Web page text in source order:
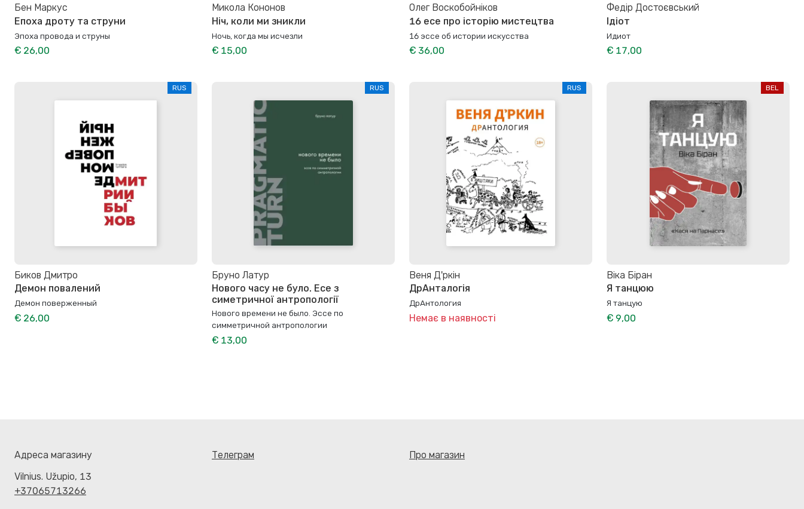
Бен Маркус
Епоха дроту та струни
Эпоха провода и струны
€ 26,00
Микола Кононов
Ніч, коли ми зникли
Ночь, когда мы исчезли
€ 15,00
Олег Воскобойніков
16 есе про історію мистецтва
16 эссе об истории искусства
€ 36,00
Федір Достоєвський
Ідіот
Идиот
€ 17,00
RUS
Биков Дмитро
Демон повалений
Демон поверженный
€ 26,00
RUS
Бруно Латур
Нового часу не було. Есе з
симетричної антропології
Нового времени не было. Эссе по
симметричной антропологии
€ 13,00
RUS
Веня Д'ркін
ДрАнталогiя
ДрАнтология
Немає в наявності
BEL
Віка Біран
Я танцюю
Я танцую
€ 9,00
Адреса магазину
Vilnius. Užupio, 13
+37065713266
Телеграм Про магазин